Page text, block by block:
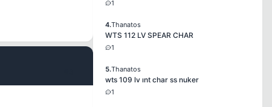
1
4.Thanatos
WTS 112 LV SPEAR CHAR
1
5.Thanatos
wts 109 lv ınt char ss nuker
1